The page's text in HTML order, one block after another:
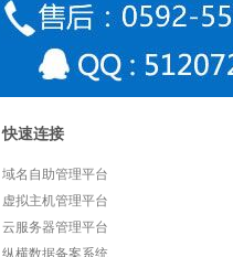
快速连接
域名自助管理平台
虚拟主机管理平台
云服务器管理平台
纵横数据备案系统